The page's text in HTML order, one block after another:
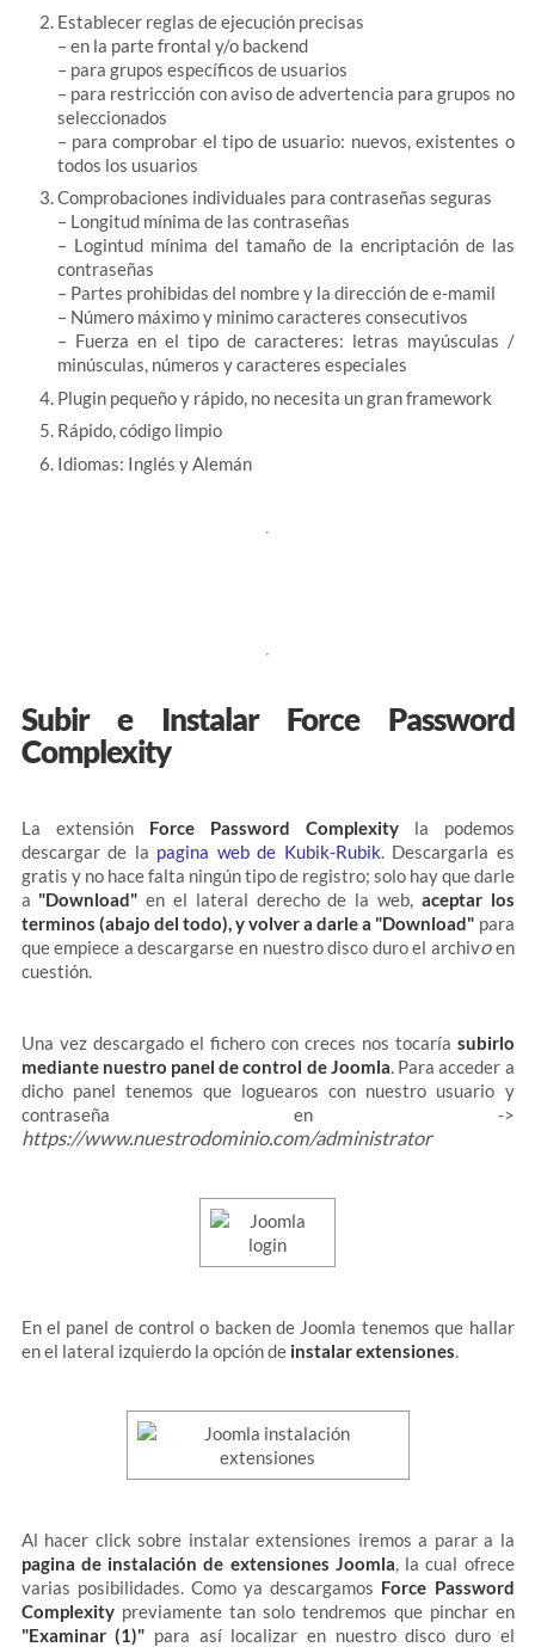
Establecer reglas de ejecución precisas
– en la parte frontal y/o backend
– para grupos específicos de usuarios
– para restricción con aviso de advertencia para grupos no
seleccionados
– para comprobar el tipo de usuario: nuevos, existentes o
todos los usuarios
Comprobaciones individuales para contraseñas seguras
– Longitud mínima de las contraseñas
– Logintud mínima del tamaño de la encriptación de las
contraseñas
– Partes prohibidas del nombre y la dirección de e-mamil
– Número máximo y minimo caracteres consecutivos
– Fuerza en el tipo de caracteres: letras mayúsculas /
minúsculas, números y caracteres especiales
Plugin pequeño y rápido, no necesita un gran framework
Rápido, código limpio
Idiomas: Inglés y Alemán
Subir e Instalar Force Password
Complexity
La extensión Force Password Complexityla podemos
descargar de la pagina web de Kubik-Rubik. Descargarla es
gratis y no hace falta ningún tipo de registro; solo hay que darle
a "Download" en el lateral derecho de la web, aceptar los
terminos (abajo del todo), y volver a darle a "Download" para
que empiece a descargarse en nuestro disco duro el archivoen
cuestión.
Una vez descargado el fichero con creces nos tocaría subirlo
mediante nuestro panel de control de Joomla. Para acceder a
dicho panel tenemos que loguearos con nuestro usuario y
contraseña en ->
https://www.nuestrodominio.com/administrator
En el panel de control o backen de Joomla tenemos que hallar
en el lateral izquierdo la opción deinstalarextensiones.
Al hacer click sobre instalar extensiones iremos a parar a la
pagina de instalación de extensiones Joomla, la cual ofrece
varias posibilidades. Como ya descargamos Force Password
Complexity previamente tan solo tendremos que pinchar en
"Examinar (1)" para así localizar en nuestro disco duro el